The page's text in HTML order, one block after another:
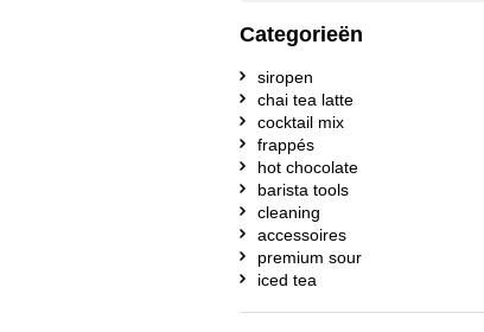
Categorieën
siropen
chai tea latte
cocktail mix
frappés
hot chocolate
barista tools
cleaning
accessoires
premium sour
iced tea